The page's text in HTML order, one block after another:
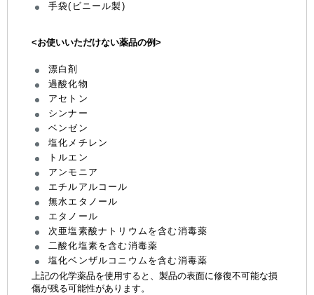
手袋(ビニール製)
<お使いいただけない薬品の例>
漂白剤
過酸化物
アセトン
シンナー
ベンゼン
塩化メチレン
トルエン
アンモニア
エチルアルコール
無水エタノール
エタノール
次亜塩素酸ナトリウムを含む消毒薬
二酸化塩素を含む消毒薬
塩化ベンザルコニウムを含む消毒薬
上記の化学薬品を使用すると、製品の表面に修復不可能な損
傷が残る可能性があります。